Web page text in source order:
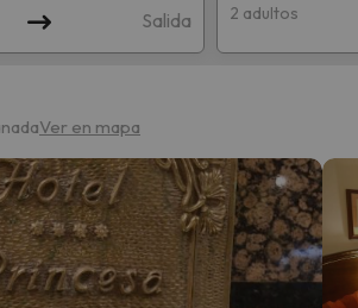
Salida 2 adultos
Ver en mapa